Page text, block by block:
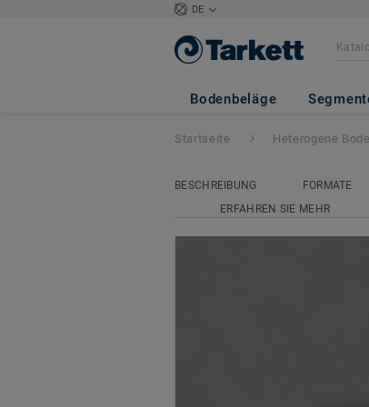
DE
Bodenbeläge
Acczent
Startseite Heterogene
BESCHREIBUNG FORMATE
ERFAHREN SIE MEHR